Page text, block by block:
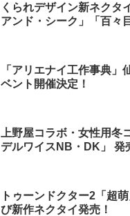
くられデザイン新ネクタ
アンド・シーク」「百々
「アリエナイ工作事典」
ベント開催決定！
上野屋コラボ・女性用冬
デルワイスNB・DK」 発
トゥーンドクター2「超
び新作ネクタイ発売！